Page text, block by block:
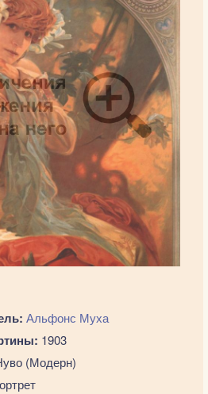
Альфонс Муха
1903
(Модерн)